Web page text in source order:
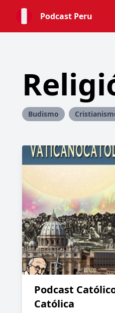
Podcast Peru
Budismo
Podcast
Católica